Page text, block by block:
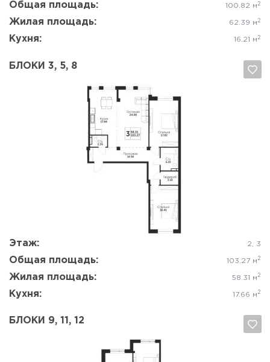
Общая площадь: 100.82 м 2
Жилая площадь: 62.39 м 2
Кухня: 16.21 м 2
БЛОКИ 3, 5, 8
Этаж: 2, 3
Общая площадь: 103.27 м 2
Жилая площадь: 58.31 м 2
Кухня: 17.66 м 2
Отмена
БЛОКИ 9, 11, 12